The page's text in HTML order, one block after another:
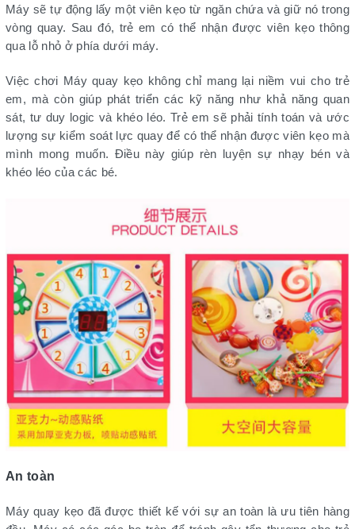
Máy sẽ tự động lấy một viên kẹo từ ngăn chứa và giữ nó trong
vòng quay. Sau đó, trẻ em có thể nhận được viên kẹo thông
qua lỗ nhỏ ở phía dưới máy.
Việc chơi Máy quay kẹo không chỉ mang lại niềm vui cho trẻ
em, mà còn giúp phát triển các kỹ năng như khả năng quan
sát, tư duy logic và khéo léo. Trẻ em sẽ phải tính toán và ước
lượng sự kiểm soát lực quay để có thể nhận được viên kẹo mà
mình mong muốn. Điều này giúp rèn luyện sự nhạy bén và
khéo léo của các bé.
An toàn
Máy quay kẹo đã được thiết kế với sự an toàn là ưu tiên hàng